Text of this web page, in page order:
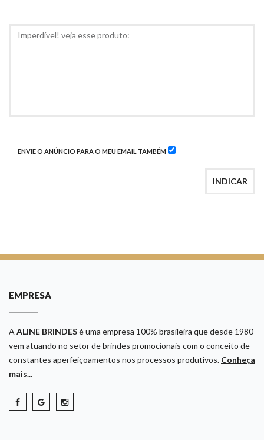
ENVIE O ANÚNCIO PARA O MEU EMAIL TAMBÉM
INDICAR
EMPRESA
AALINE BRINDESé uma empresa 100% brasileira que desde 1980
vem atuando no setor de brindes promocionais com o conceito de
constantes aperfeiçoamentos nos processos produtivos. Conheça
mais...